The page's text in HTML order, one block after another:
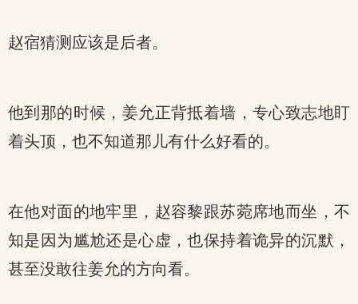
赵宿猜测应该是后者。
他到那的时候，姜允正背抵着墙，专心致志地盯
着头顶，也不知道那儿有什么好看的。
在他对面的地牢里，赵容黎跟苏菀席地而坐，不
知是因为尴尬还是心虚，也保持着诡异的沉默，
甚至没敢往姜允的方向看。